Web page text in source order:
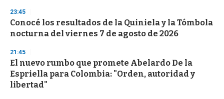
s
e
c
o
d
s
23:45
Conocé los resultados de la Quiniela y la Tómbola
nocturna del viernes 7 de agosto de 2026
21:45
El nuevo rumbo que promete Abelardo De la
Espriella para Colombia: "Orden, autoridad y
libertad"